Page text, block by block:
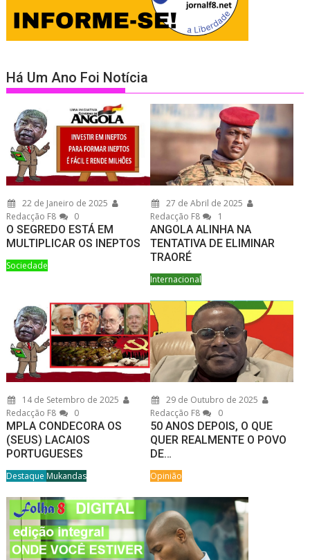
Há Um Ano Foi Notícia
22 de Janeiro de 2025
Redacção F8
0
O SEGREDO ESTÁ EM
MULTIPLICAR OS INEPTOS
Sociedade
27 de Abril de 2025
Redacção F8
1
ANGOLA ALINHA NA
TENTATIVA DE ELIMINAR
TRAORÉ
Internacional
14 de Setembro de 2025
Redacção F8
0
MPLA CONDECORA OS
(SEUS) LACAIOS
PORTUGUESES
Destaque Mukandas
29 de Outubro de 2025
Redacção F8
0
50 ANOS DEPOIS, O QUE
QUER REALMENTE O POVO
DE…
Opinião